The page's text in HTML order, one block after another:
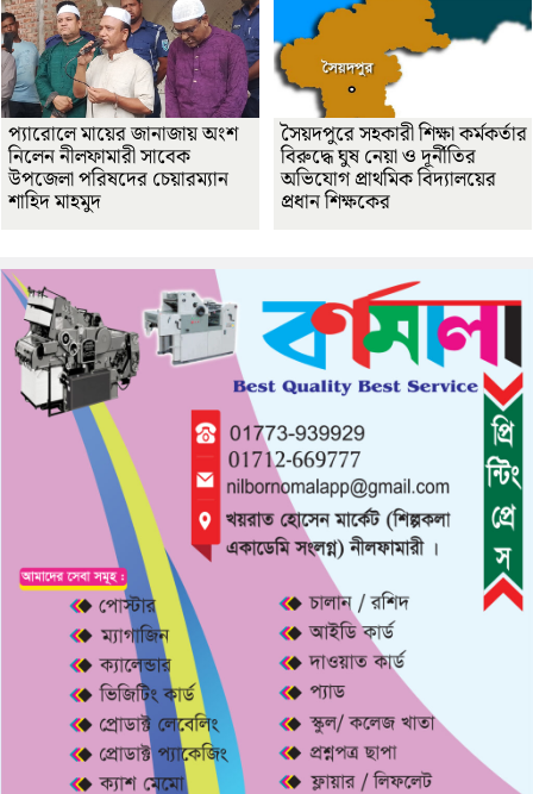
প্যারোলে মায়ের জানাজায় অংশ
নিলেন নীলফামারী সাবেক
উপজেলা পরিষদের চেয়ারম্যান
শাহিদ মাহমুদ
সৈয়দপুরে সহকারী শিক্ষা কর্মকর্তার
বিরুদ্ধে ঘুষ নেয়া ও দূর্নীতির
অভিযোগ প্রাথমিক বিদ্যালয়ের
প্রধান শিক্ষকের